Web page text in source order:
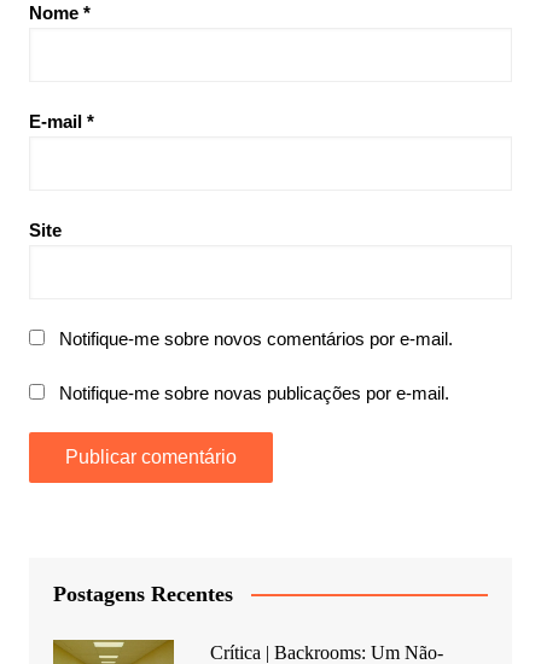
Nome *
E-mail *
Site
Notifique-me sobre novos comentários por e-mail.
Notifique-me sobre novas publicações por e-mail.
Postagens Recentes
Crítica | Backrooms: Um Não-